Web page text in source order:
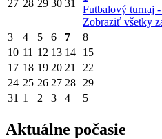
27 28 29 30 31
Futbalový turnaj
Zobraziť všetky
3 4 5 6 7 8
10 11 12 13 14 15
17 18 19 20 21 22
24 25 26 27 28 29
31 1 2 3 4 5
Aktuálne počasie